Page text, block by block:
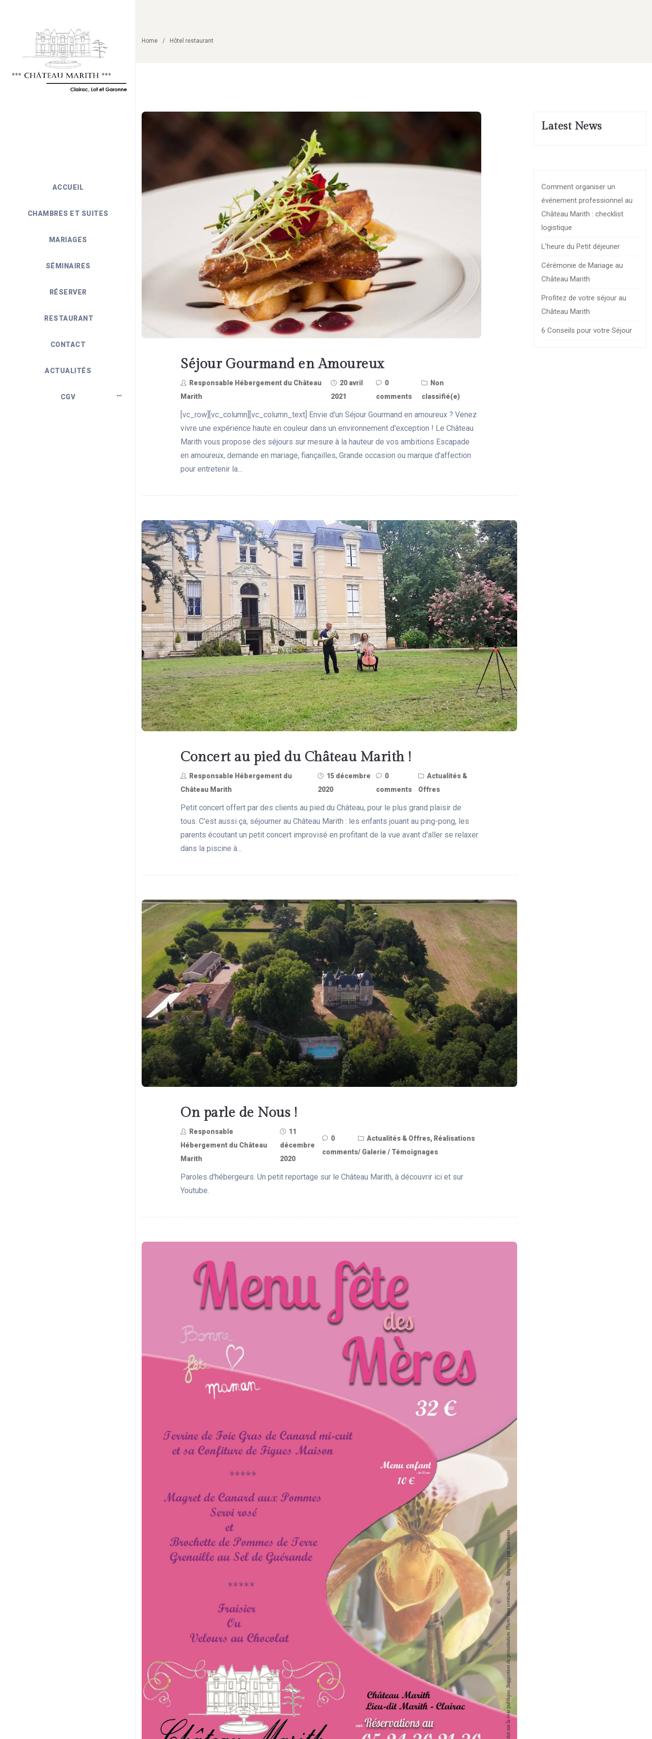
ACCUEIL
CHAMBRES ET SUITES
MARIAGES
SÉMINAIRES
RÉSERVER
RESTAURANT
CONTACT
ACTUALITÉS
CGV
Home Hôtel restaurant
Séjour Gourmand en Amoureux
Responsable Hébergement du Château
Marith
20 avril
2021
0
comments
Non
classifié(e)
[vc_row][vc_column][vc_column_text] Envie d'un Séjour Gourmand en amoureux ? Venez
vivre une expérience haute en couleur dans un environnement d'exception ! Le Château
Marith vous propose des séjours sur mesure à la hauteur de vos ambitions Escapade
en amoureux, demande en mariage, fiançailles, Grande occasion ou marque d'affection
pour entretenir la...
Concert au pied du Château Marith !
Responsable Hébergement du
Château Marith
15 décembre
2020
0
comments
Actualités &
Offres
Petit concert offert par des clients au pied du Château, pour le plus grand plaisir de
tous. C'est aussi ça, séjourner au Château Marith : les enfants jouant au ping-pong, les
parents écoutant un petit concert improvisé en profitant de la vue avant d'aller se relaxer
dans la piscine à...
On parle de Nous !
Responsable
Hébergement du Château
Marith
11
décembre
2020
0
comments
Actualités & Offres, Réalisations
/ Galerie / Témoignages
Paroles d'hébergeurs. Un petit reportage sur le Château Marith, à découvrir ici et sur
Youtube.
Latest News
Comment organiser un
événement professionnel au
Château Marith : checklist
logistique
L’heure du Petit déjeuner
Cérémonie de Mariage au
Château Marith
Profitez de votre séjour au
Château Marith
6 Conseils pour votre Séjour